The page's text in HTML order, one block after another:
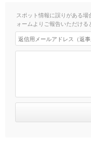
スポット情報に誤りがある
ォームよりご報告いただける